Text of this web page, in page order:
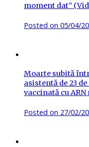
moment dat”
Posted on 05/04/
Moarte subită
asistentă de 23
vaccinată cu ARN
Posted on 27/02/